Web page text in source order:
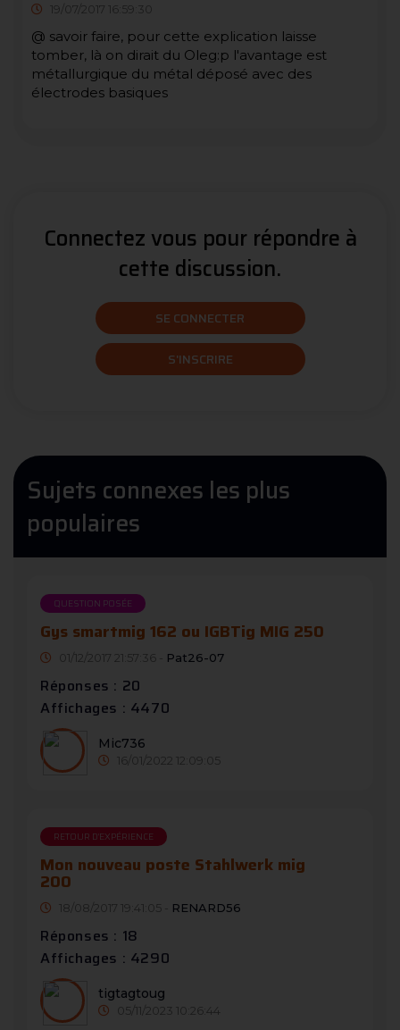
19/07/2017 16:59:30
@ savoir faire, pour cette explication laisse
tomber, là on dirait du Oleg:p l'avantage est
métallurgique du métal déposé avec des
électrodes basiques
Connectez vous pour répondre à
cette discussion.
SE CONNECTER
S'INSCRIRE
Sujets connexes les plus
populaires
QUESTION POSÉE
Gys smartmig 162 ou IGBTig MIG 250
01/12/2017 21:57:36 - Pat26-07
Réponses : 20
Affichages : 4470
Mic736
16/01/2022 12:09:05
RETOUR D'EXPÉRIENCE
Mon nouveau poste Stahlwerk mig
200
18/08/2017 19:41:05 - RENARD56
Réponses : 18
Affichages : 4290
tigtagtoug
05/11/2023 10:26:44